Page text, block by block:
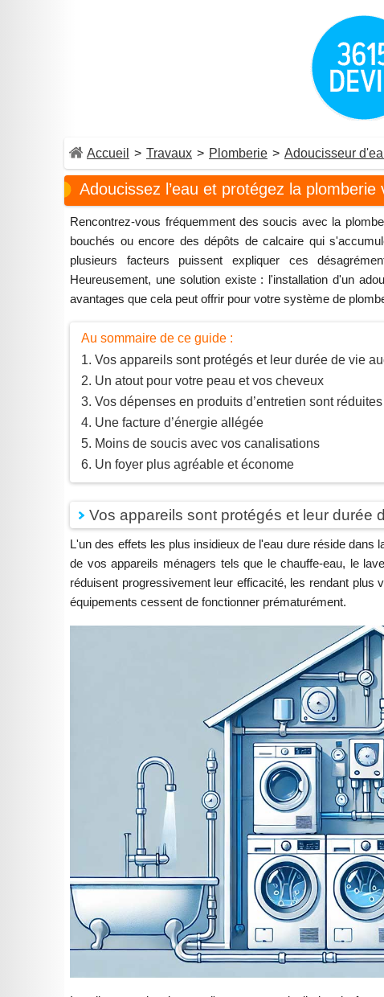
Accueil > Travaux > Plomberie > Adoucisseur
Adoucissez l’eau et protégez la plomberie
Rencontrez-vous fréquemment des soucis avec la
bouchés ou encore des dépôts de calcaire qui
plusieurs facteurs puissent expliquer ces
Heureusement, une solution existe : l'installation d'un
avantages que cela peut offrir pour votre système de
Au sommaire de ce guide :
Vos appareils sont protégés et leur durée de vie
Un atout pour votre peau et vos cheveux
Vos dépenses en produits d’entretien sont réduites
Une facture d’énergie allégée
Moins de soucis avec vos canalisations
Un foyer plus agréable et économe
Vos appareils sont protégés et leur durée
L'un des effets les plus insidieux de l'eau dure réside
de vos appareils ménagers tels que le chauffe-eau, le
réduisent progressivement leur efficacité, les rendant
équipements cessent de fonctionner prématurément.